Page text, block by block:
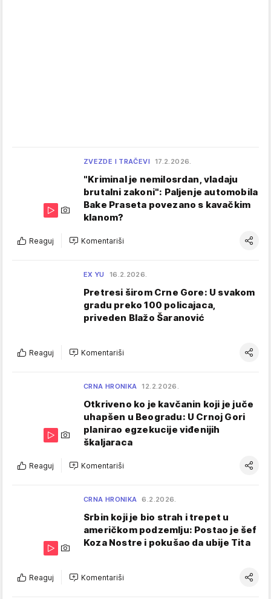
ZVEZDE I TRAČEVI 17.2.2026.
"Kriminal je nemilosrdan, vladaju
brutalni zakoni": Paljenje automobila
Bake Praseta povezano s kavačkim
klanom?
Reaguj Komentariši
EX YU 16.2.2026.
Pretresi širom Crne Gore: U svakom
gradu preko 100 policajaca,
priveden Blažo Šaranović
Reaguj Komentariši
CRNA HRONIKA 12.2.2026.
Otkriveno ko je kavčanin koji je juče
uhapšen u Beogradu: U Crnoj Gori
planirao egzekucije viđenijih
škaljaraca
Reaguj Komentariši
CRNA HRONIKA 6.2.2026.
Srbin koji je bio strah i trepet u
američkom podzemlju: Postao je šef
Koza Nostre i pokušao da ubije Tita
Reaguj Komentariši